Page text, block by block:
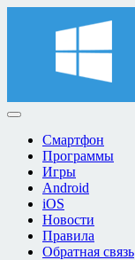
Смартфон
Программы
Игры
Android
iOS
Новости
Правила
Обратная связь